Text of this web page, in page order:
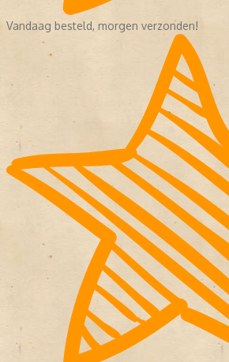
Vandaag besteld, morgen verzonden!